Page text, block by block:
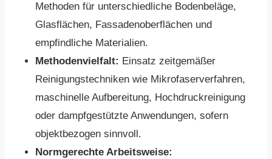
Methoden für unterschiedliche Bodenbeläge,
Glasflächen, Fassadenoberflächen und
empfindliche Materialien.
Methodenvielfalt: Einsatz zeitgemäßer
Reinigungstechniken wie Mikrofaserverfahren,
maschinelle Aufbereitung, Hochdruckreinigung
oder dampfgestützte Anwendungen, sofern
objektbezogen sinnvoll.
Normgerechte Arbeitsweise: